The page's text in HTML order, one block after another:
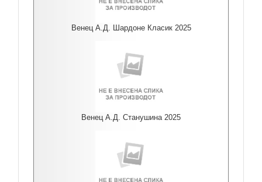
Венец А.Д. Шардоне Класик 2025
Венец А.Д. Станушина 2025